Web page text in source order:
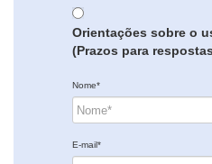
Orientações sobre o
(Prazos para
Nome*
E-mail*